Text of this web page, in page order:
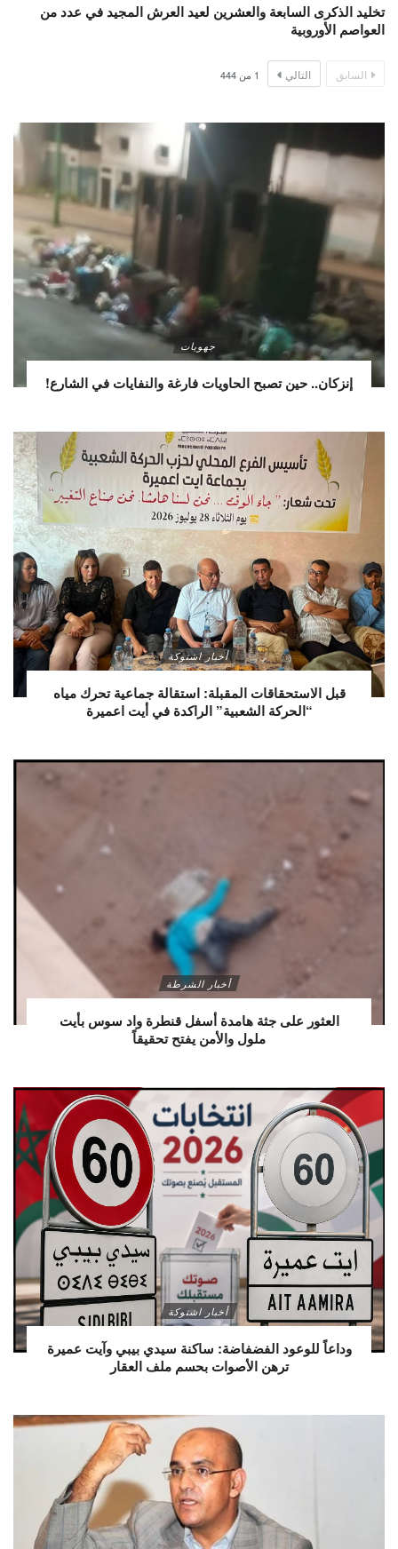
تخليد الذكرى السابعة والعشرين لعيد العرش المجيد في عدد من
العواصم الأوروبية
السابق التالي 1 من 444
جهويات
إنزكان.. حين تصبح الحاويات فارغة والنفايات في الشارع!
أخبار اشتوكة
قبل الاستحقاقات المقبلة: استقالة جماعية تحرك مياه
“الحركة الشعبية” الراكدة في أيت اعميرة
أخبار الشرطة
العثور على جثة هامدة أسفل قنطرة واد سوس بأيت
ملول والأمن يفتح تحقيقاً
أخبار اشتوكة
وداعاً للوعود الفضفاضة: ساكنة سيدي بيبي وآيت عميرة
ترهن الأصوات بحسم ملف العقار